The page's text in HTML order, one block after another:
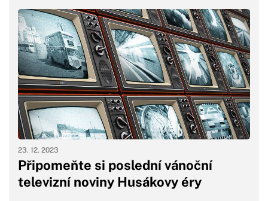
Připomeňte si poslední vánoční
televizní noviny Husákovy éry
23. 12. 2023